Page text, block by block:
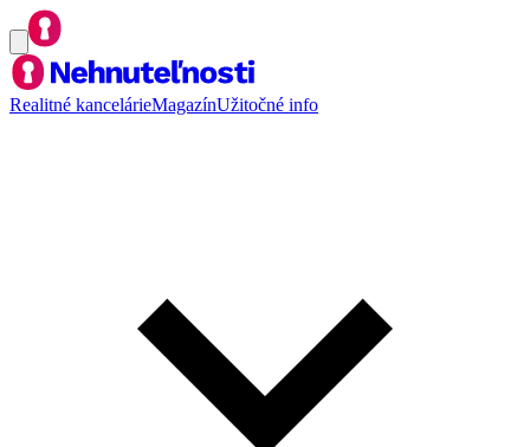
Realitné kancelárieMagazínUžitočné info